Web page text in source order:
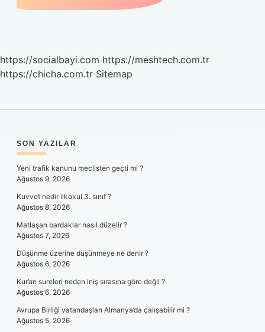
https://socialbayi.com https://meshtech.com.tr
https://chicha.com.tr Sitemap
SIDEBAR
SON YAZILAR
Yeni trafik kanunu meclisten geçti mi ?
Ağustos 9, 2026
Kuvvet nedir ilkokul 3. sınıf ?
Ağustos 8, 2026
Matlaşan bardaklar nasıl düzelir ?
Ağustos 7, 2026
Düşünme üzerine düşünmeye ne denir ?
Ağustos 6, 2026
Kur’an sureleri neden iniş sırasına göre değil ?
Ağustos 6, 2026
Avrupa Birliği vatandaşları Almanya’da çalışabilir mi ?
Ağustos 5, 2026